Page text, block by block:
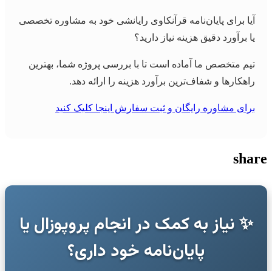
آیا برای پایان‌نامه قرآنکاوی رایانشی خود به مشاوره تخصصی
یا برآورد دقیق هزینه نیاز دارید؟
تیم متخصص ما آماده است تا با بررسی پروژه شما، بهترین
راهکارها و شفاف‌ترین برآورد هزینه را ارائه دهد.
برای مشاوره رایگان و ثبت سفارش اینجا کلیک کنید
share
✨ نیاز به کمک در انجام پروپوزال یا
پایان‌نامه خود داری؟